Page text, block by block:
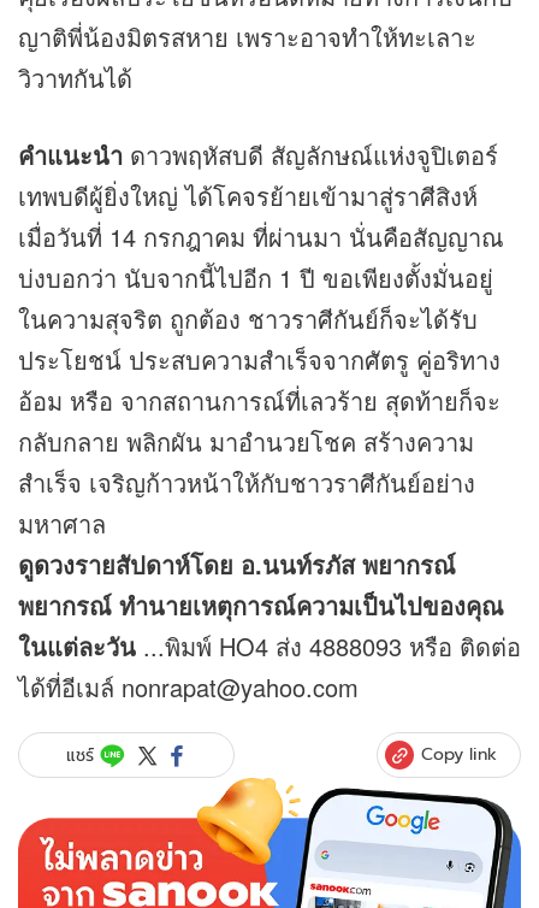
ญาติพี่น้องมิตรสหาย เพราะอาจทำให้ทะเลาะ
วิวาทกันได้
คำแนะนำ ดาวพฤหัสบดี สัญลักษณ์แห่งจูปิเตอร์
เทพบดีผู้ยิ่งใหญ่ ได้โคจรย้ายเข้ามาสู่ราศีสิงห์
เมื่อวันที่ 14 กรกฎาคม ที่ผ่านมา นั่นคือสัญญาณ
บ่งบอกว่า นับจากนี้ไปอีก 1 ปี ขอเพียงตั้งมั่นอยู่
ในความสุจริต ถูกต้อง ชาวราศีกันย์ก็จะได้รับ
ประโยชน์ ประสบความสำเร็จจากศัตรู คู่อริทาง
อ้อม หรือ จากสถานการณ์ที่เลวร้าย สุดท้ายก็จะ
กลับกลาย พลิกผัน มาอำนวยโชค สร้างความ
สำเร็จ เจริญก้าวหน้าให้กับชาวราศีกันย์อย่าง
มหาศาล
ดูดวงรายสัปดาห์โดย อ.นนท์รภัส พยากรณ์
พยากรณ์ ทำนายเหตุการณ์ความเป็นไปของคุณ
ในแต่ละวัน ...พิมพ์ HO4 ส่ง 4888093 หรือ ติดต่อ
ได้ที่อีเมล์ nonrapat@yahoo.com
แชร์ Copy link